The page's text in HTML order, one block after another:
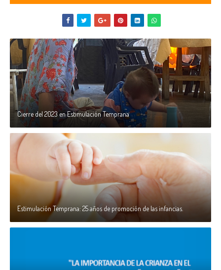
Cierre del 2023 en Estimulación Temprana
Estimulación Temprana: 25 años de promoción de las infancias.